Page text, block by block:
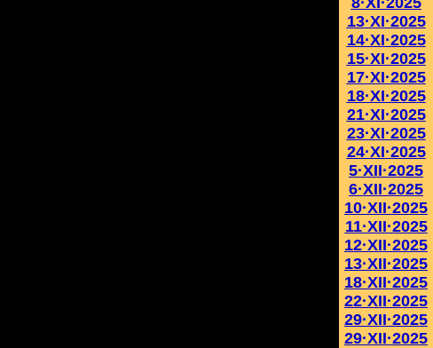
13·XI·2025
14·XI·2025
15·XI·2025
17·XI·2025
18·XI·2025
21·XI·2025
23·XI·2025
24·XI·2025
5·XII·2025
6·XII·2025
10·XII·2025
11·XII·2025
12·XII·2025
13·XII·2025
18·XII·2025
22·XII·2025
29·XII·2025
29·XII·2025